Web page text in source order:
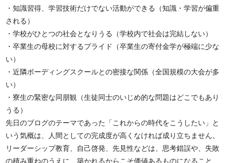
・知識習得、学習技術だけでない活動ができる（知識・学習が偏重
される）
・学校がひとつの社会となりうる（学校内で社会は完結しない）
・卒業生の母校に対するプライド（卒業生の寄付金学が極端に少な
い）
・近隣ボーディングスクールとの密接な関係（全国規模の大会が多
い）
・寮生の緊密な同朋観（生徒同士のいじめ的な問題はどこでもあり
うる）
先日のブログのテーマであった「これからの時代をこうしたい」と
いう気概は、人間としての完成度が高くなければ成り立ちません。
リーダーシップ教育、自己啓発、先見性などは、思考錯誤や、失敗
の積み重ねのうえに、築かれるからこそ価値あるものになること